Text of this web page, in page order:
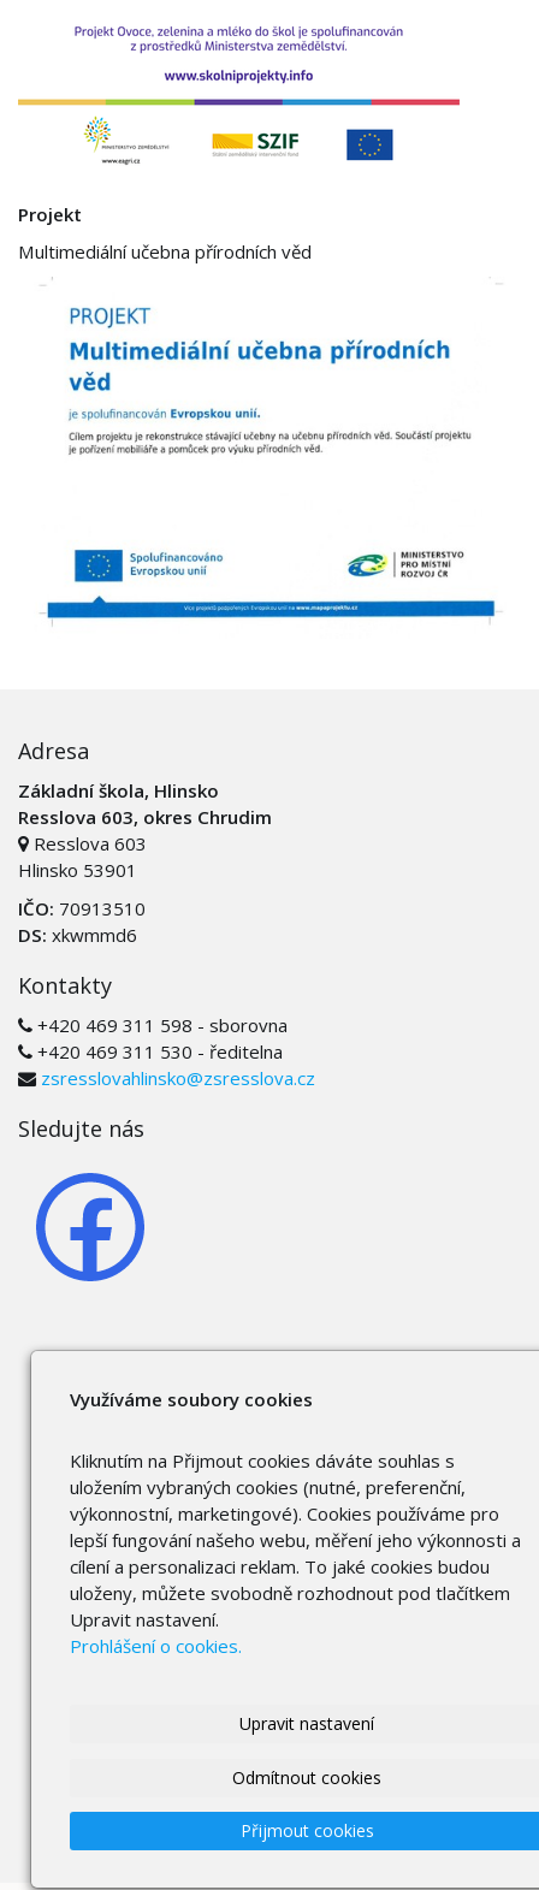
Projekt
Multimediální učebna přírodních věd
Adresa
Základní škola, Hlinsko
Resslova 603, okres Chrudim
Resslova 603
Hlinsko 53901
IČO: 70913510
DS: xkwmmd6
Kontakty
+420 469 311 598 - sborovna
+420 469 311 530 - ředitelna
zsresslovahlinsko@zsresslova.cz
Sledujte nás
Využíváme soubory cookies
Kliknutím na Přijmout cookies dáváte souhlas s
uložením vybraných cookies (nutné, preferenční,
výkonnostní, marketingové). Cookies používáme pro
lepší fungování našeho webu, měření jeho výkonnosti a
cílení a personalizaci reklam. To jaké cookies budou
uloženy, můžete svobodně rozhodnout pod tlačítkem
Upravit nastavení.
Prohlášení o cookies.
Upravit nastavení
Odmítnout cookies
Přijmout cookies